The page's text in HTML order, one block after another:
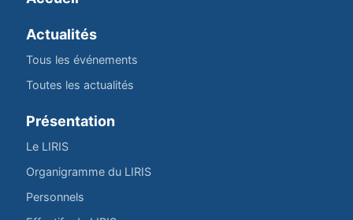
Actualités
Tous les événements
Toutes les actualités
Présentation
Le LIRIS
Organigramme du LIRIS
Personnels